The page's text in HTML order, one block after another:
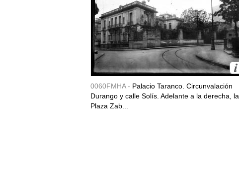
0060FMHA - Palacio Taranco. Circunvalación
Durango y calle Solís. Adelante a la derecha, la
Plaza Zab...